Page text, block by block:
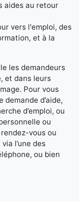
aides au retour
vers l'emploi, des
et à la
les demandeurs
et dans leurs
Pour vous
d’aide,
d’emploi, ou
ou
vous ou
l’une des
ou bien